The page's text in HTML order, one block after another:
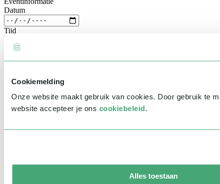
Cookiemelding
Onze website maakt gebruik van cookies. Door gebruik te
website accepteer je ons cookiebeleid.
Alles toestaan
Datum
Tijd
Locatie
Aandacht is alles!